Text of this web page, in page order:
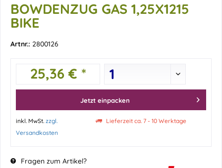
BOWDENZUG GAS 1,25X1215
BIKE
Artnr.: 2800126
25,36 € *
Jetzt einpacken
inkl. MwSt. zzgl.
Versandkosten
Lieferzeit ca. 7 - 10 Werktage
Fragen zum Artikel?